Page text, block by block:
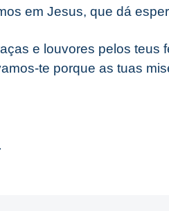
em Jesus, que dá
e louvores pelos teus
te porque as tuas